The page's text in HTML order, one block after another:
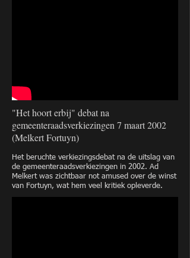
"Het hoort erbij" debat na
gemeenteraadsverkiezingen 7 maart 2002
(Melkert Fortuyn)
Het beruchte verkiezingsdebat na de uitslag van
de gemeenteraadsverkiezingen in 2002. Ad
Melkert was zichtbaar not amused over de winst
van Fortuyn, wat hem veel kritiek opleverde.